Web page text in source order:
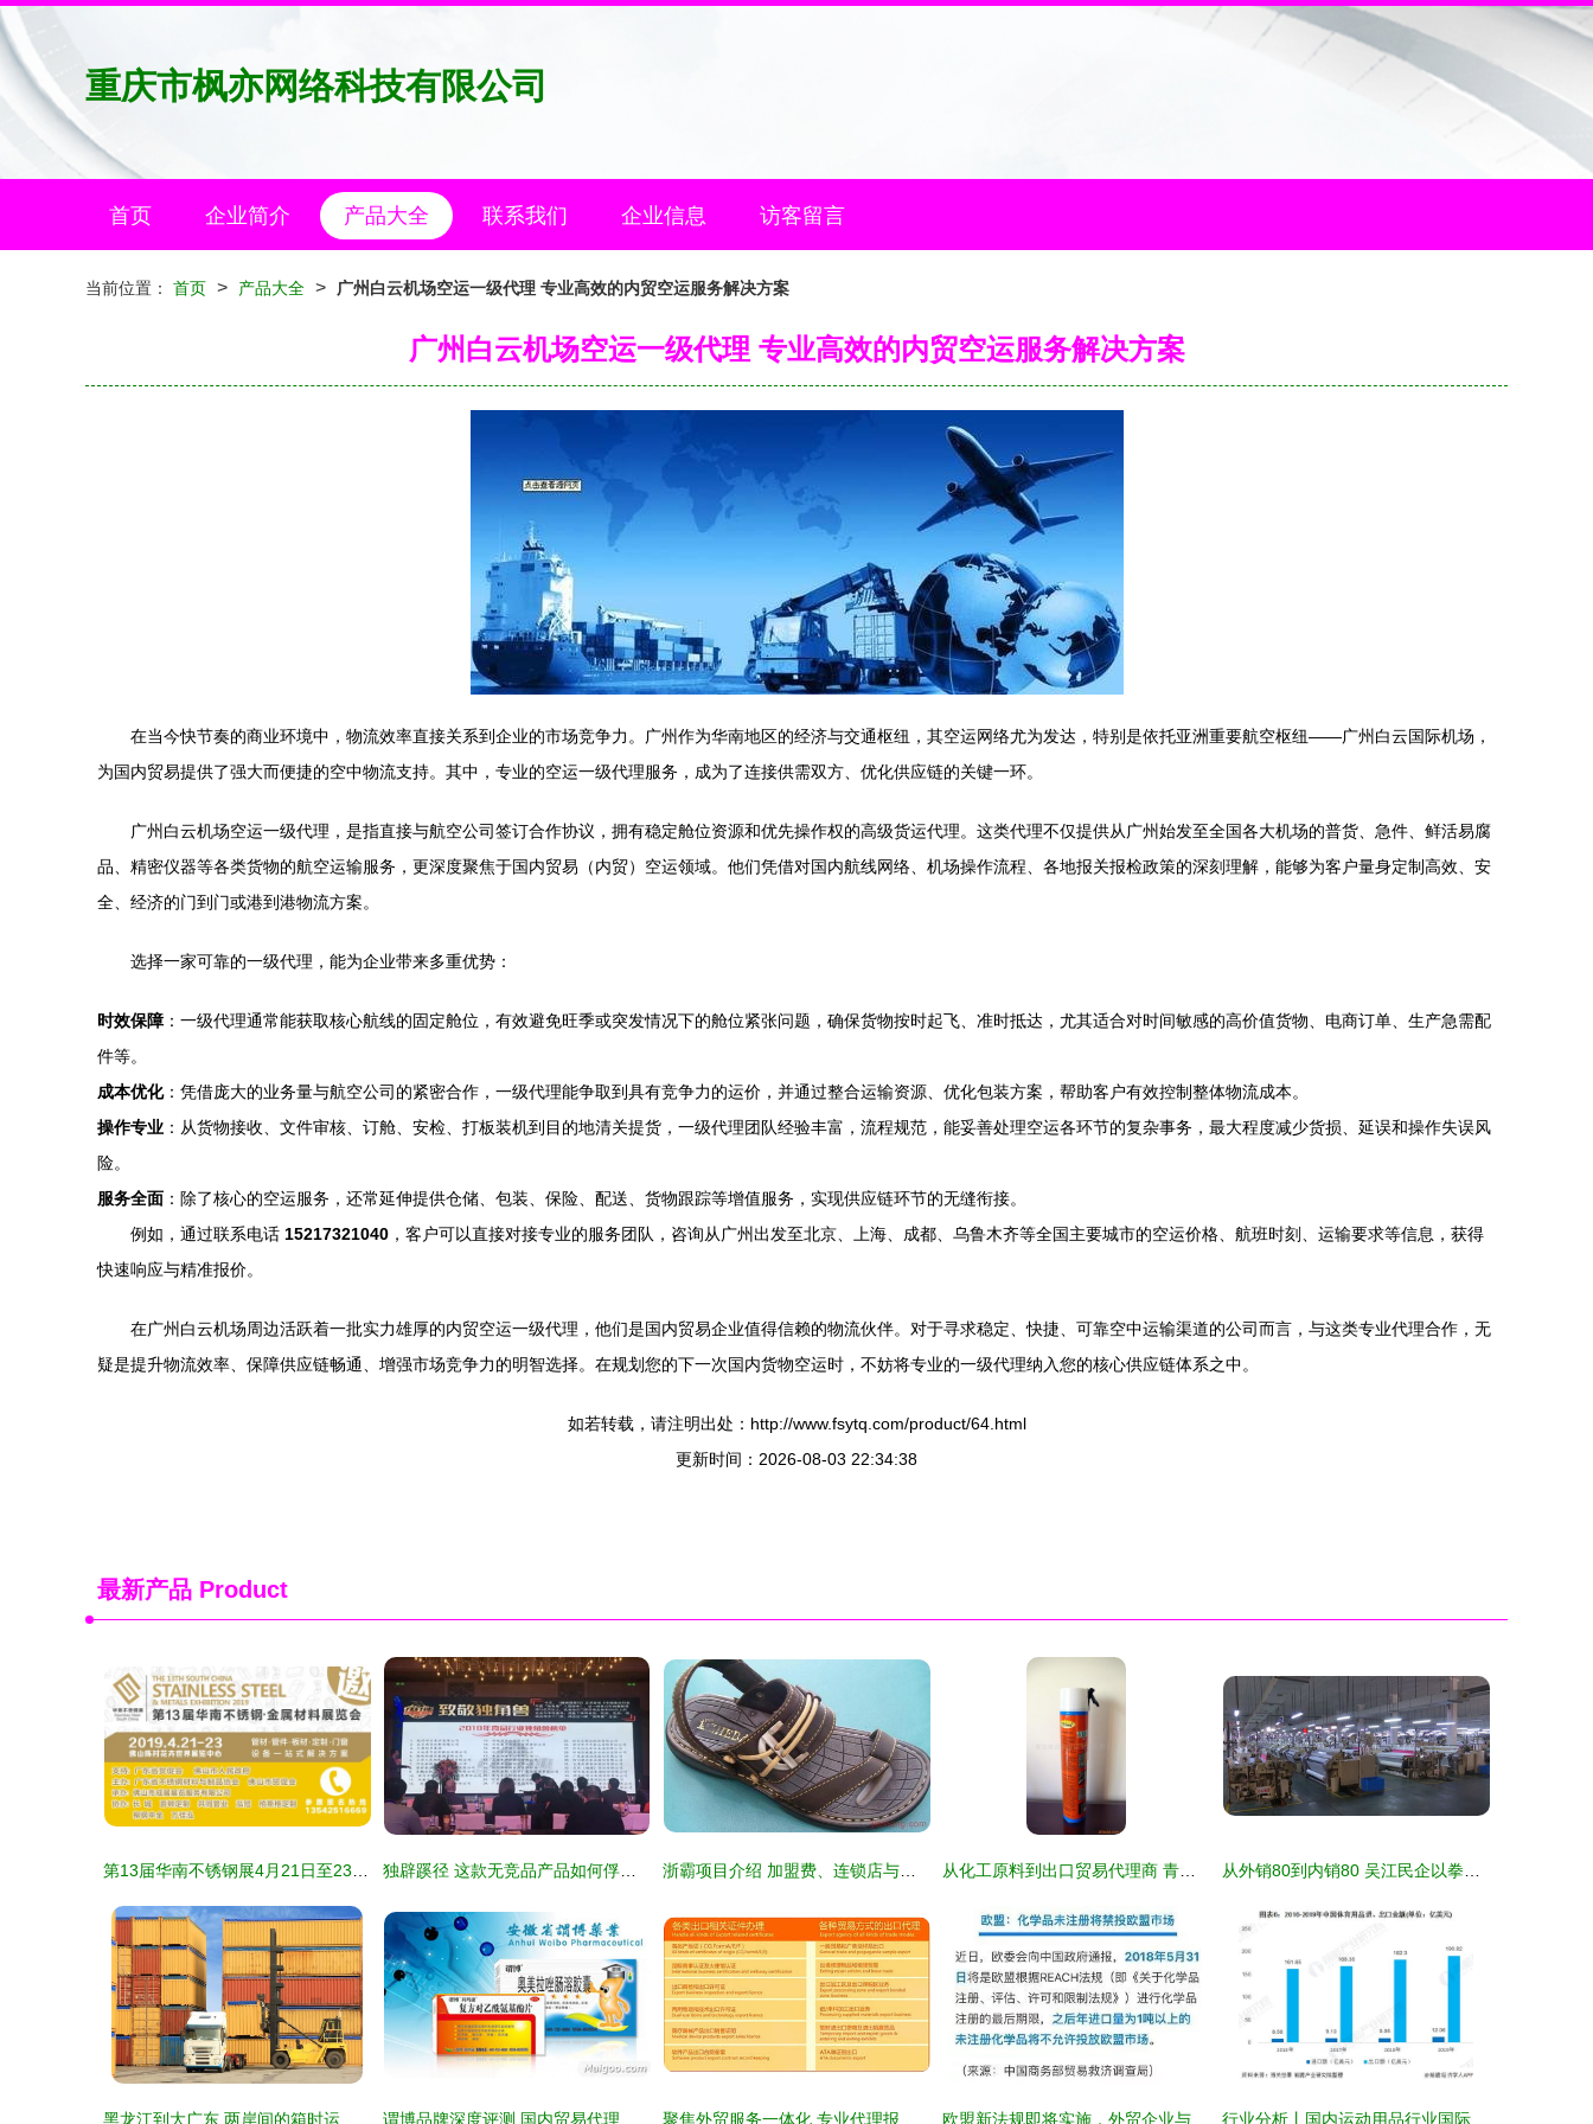
重庆市枫亦网络科技有限公司
首页 企业简介 产品大全 联系我们 企业信息 访客留言
当前位置： 首页 > 产品大全 > 广州白云机场空运一级代理 专业高效的内贸空运服务解决方案
广州白云机场空运一级代理 专业高效的内贸空运服务解决方案
在当今快节奏的商业环境中，物流效率直接关系到企业的市场竞争力。广州作为华南地区的经济与交通枢纽，其空运网络尤为发达，特别是依托亚洲重要航空枢纽——广州白云国际机场，
为国内贸易提供了强大而便捷的空中物流支持。其中，专业的空运一级代理服务，成为了连接供需双方、优化供应链的关键一环。
广州白云机场空运一级代理，是指直接与航空公司签订合作协议，拥有稳定舱位资源和优先操作权的高级货运代理。这类代理不仅提供从广州始发至全国各大机场的普货、急件、鲜活易腐
品、精密仪器等各类货物的航空运输服务，更深度聚焦于国内贸易（内贸）空运领域。他们凭借对国内航线网络、机场操作流程、各地报关报检政策的深刻理解，能够为客户量身定制高效、安
全、经济的门到门或港到港物流方案。
选择一家可靠的一级代理，能为企业带来多重优势：
时效保障 ：一级代理通常能获取核心航线的固定舱位，有效避免旺季或突发情况下的舱位紧张问题，确保货物按时起飞、准时抵达，尤其适合对时间敏感的高价值货物、电商订单、生产急需配
件等。
成本优化：凭借庞大的业务量与航空公司的紧密合作，一级代理能争取到具有竞争力的运价，并通过整合运输资源、优化包装方案，帮助客户有效控制整体物流成本。
操作专业 ：从货物接收、文件审核、订舱、安检、打板装机到目的地清关提货，一级代理团队经验丰富，流程规范，能妥善处理空运各环节的复杂事务，最大程度减少货损、延误和操作失误风
险。
服务全面 ：除了核心的空运服务，还常延伸提供仓储、包装、保险、配送、货物跟踪等增值服务，实现供应链环节的无缝衔接。
例如，通过联系电话 15217321040 ，客户可以直接对接专业的服务团队，咨询从广州出发至北京、上海、成都、乌鲁木齐等全国主要城市的空运价格、航班时刻、运输要求等信息，获得
快速响应与精准报价。
在广州白云机场周边活跃着一批实力雄厚的内贸空运一级代理，他们是国内贸易企业值得信赖的物流伙伴。对于寻求稳定、快捷、可靠空中运输渠道的公司而言，与这类专业代理合作，无
疑是提升物流效率、保障供应链畅通、增强市场竞争力的明智选择。在规划您的下一次国内货物空运时，不妨将专业的一级代理纳入您的核心供应链体系之中。
如若转载，请注明出处：http://www.fsytq.com/product/64.html
更新时间：2026-08-03 22:34:38
最新产品 Product